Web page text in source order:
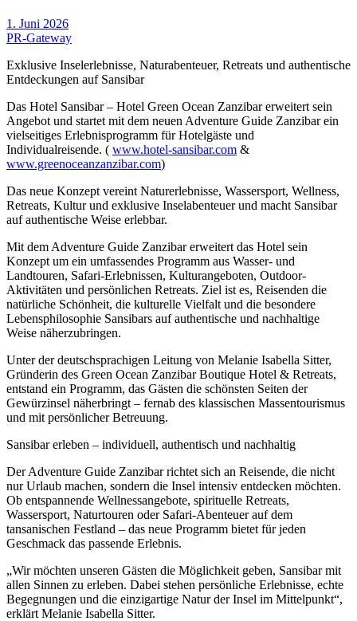
1. Juni 2026
PR-Gateway
Exklusive Inselerlebnisse, Naturabenteuer, Retreats und authentische
Entdeckungen auf Sansibar
Das Hotel Sansibar – Hotel Green Ocean Zanzibar erweitert sein
Angebot und startet mit dem neuen Adventure Guide Zanzibar ein
vielseitiges Erlebnisprogramm für Hotelgäste und
Individualreisende. ( www.hotel-sansibar.com &
www.greenoceanzanzibar.com)
Das neue Konzept vereint Naturerlebnisse, Wassersport, Wellness,
Retreats, Kultur und exklusive Inselabenteuer und macht Sansibar
auf authentische Weise erlebbar.
Mit dem Adventure Guide Zanzibar erweitert das Hotel sein
Konzept um ein umfassendes Programm aus Wasser- und
Landtouren, Safari-Erlebnissen, Kulturangeboten, Outdoor-
Aktivitäten und persönlichen Retreats. Ziel ist es, Reisenden die
natürliche Schönheit, die kulturelle Vielfalt und die besondere
Lebensphilosophie Sansibars auf authentische und nachhaltige
Weise näherzubringen.
Unter der deutschsprachigen Leitung von Melanie Isabella Sitter,
Gründerin des Green Ocean Zanzibar Boutique Hotel & Retreats,
entstand ein Programm, das Gästen die schönsten Seiten der
Gewürzinsel näherbringt – fernab des klassischen Massentourismus
und mit persönlicher Betreuung.
Sansibar erleben – individuell, authentisch und nachhaltig
Der Adventure Guide Zanzibar richtet sich an Reisende, die nicht
nur Urlaub machen, sondern die Insel intensiv entdecken möchten.
Ob entspannende Wellnessangebote, spirituelle Retreats,
Wassersport, Naturtouren oder Safari-Abenteuer auf dem
tansanischen Festland – das neue Programm bietet für jeden
Geschmack das passende Erlebnis.
„Wir möchten unseren Gästen die Möglichkeit geben, Sansibar mit
allen Sinnen zu erleben. Dabei stehen persönliche Erlebnisse, echte
Begegnungen und die einzigartige Natur der Insel im Mittelpunkt“,
erklärt Melanie Isabella Sitter.